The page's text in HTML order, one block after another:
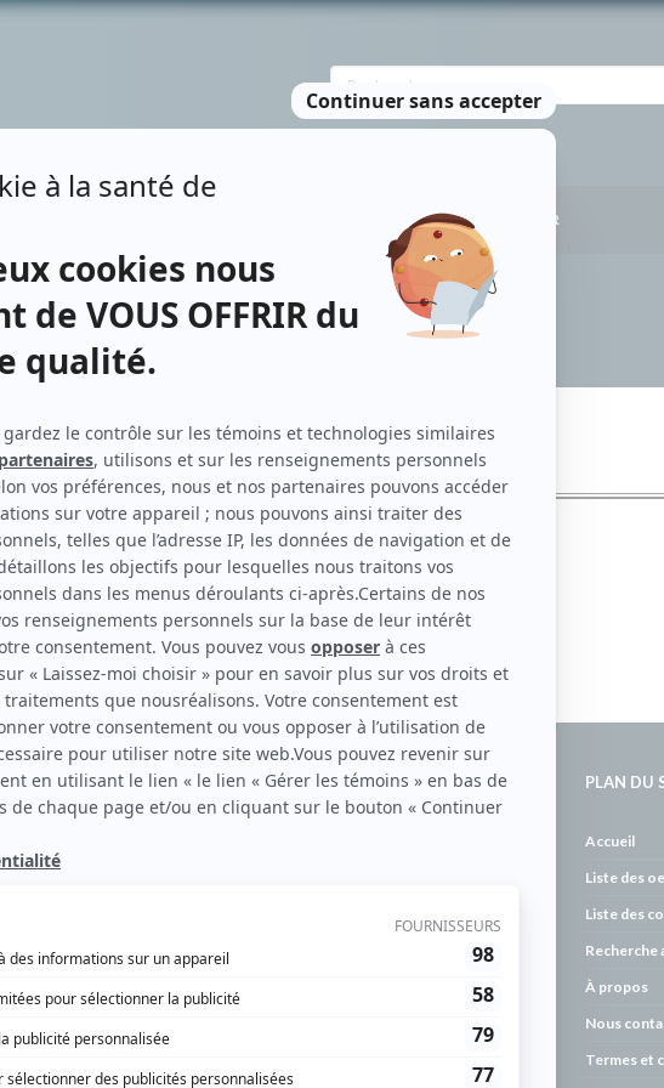
NOUS CONTACTER
voudrais qu'on m'efface(Monsieur Wilson )
à son petit écran. Celui qu’on surnomme parfois «l’encyclopédie de
la télé québécoise. On peut l’entendre régulièrement
PLAN DU
Accueil
Liste des
Liste des
Recherche
À propos
Nous
Termes et